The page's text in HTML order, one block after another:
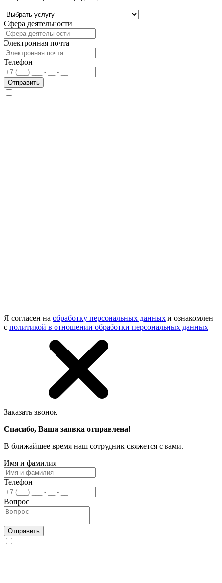
Сфера деятельности
Электронная почта
Телефон
Отправить
Я согласен на обработку персональных данных и ознакомлен
с политикой в отношении обработки персональных данных
Заказать звонок
Спасибо, Ваша заявка отправлена!
В ближайшее время наш сотрудник свяжется с вами.
Имя и фамилия
Телефон
Вопрос
Отправить